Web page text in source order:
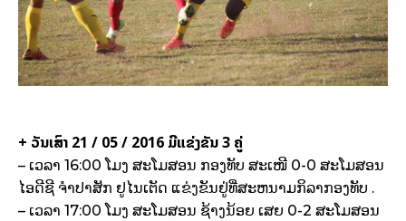
+ ວັນເສົາ 21 / 05 / 2016 ມີແຂ່ງຂັນ 3 ຄູ່
– ເວລາ 16:00 ໂມງ ສະໂມສອນ ກອງທັບ ສະເໜີ 0-0 ສະໂມສອນ
ໄອດີຊີ ຈຳປາສັກ ຢູໄນເຕັດ ແຂ່ງຂັນຢູ່ທີ່ສະຫນາມກິລາກອງທັບ .
– ເວລາ 17:00 ໂມງ ສະໂມສອນ ຊ້າງນ້ອຍ ເສຍ 0-2 ສະໂມສອນ